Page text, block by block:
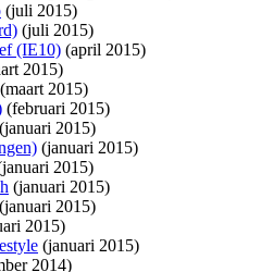
(juli 2015)
(juli 2015)
(IE10) (april 2015)
2015)
(maart 2015)
(februari 2015)
(januari 2015)
(januari 2015)
2015)
(januari 2015)
(januari 2015)
2015)
(januari 2015)
2014)